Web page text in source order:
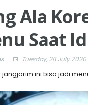
Ala
Saat
Tuesday, 28 July 2020
ini bisa jadi